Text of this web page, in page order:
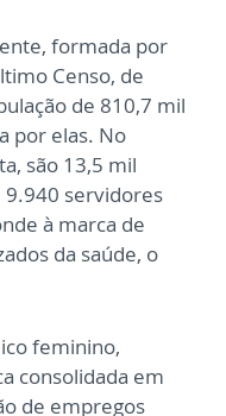
formada por
Censo, de
de 810,7 mil
por elas. No
são 13,5 mil
9.940 servidores
à marca de
da saúde, o
feminino,
consolidada em
de empregos